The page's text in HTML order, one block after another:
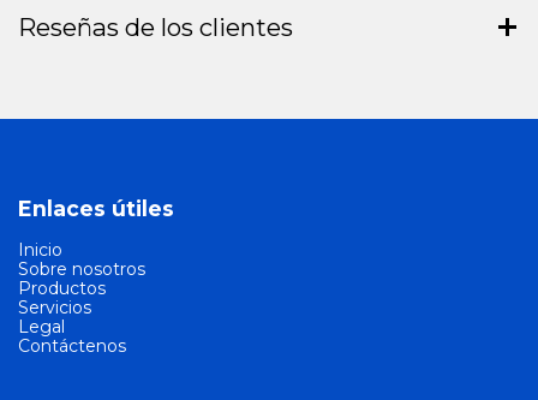
Reseñas de los clientes
Enlaces útiles
Inicio
Sobre nosotros
Productos
Servicios
Legal
Contáctenos